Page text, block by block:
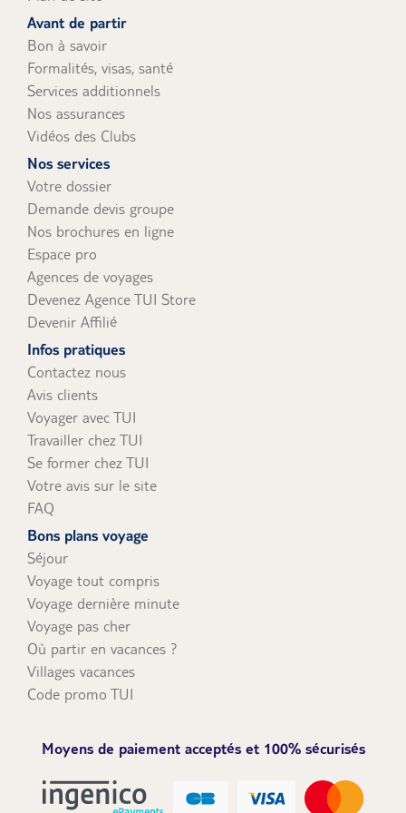
Avant de partir
Bon à savoir
Formalités, visas, santé
Services additionnels
Nos assurances
Vidéos des Clubs
Nos services
Votre dossier
Demande devis groupe
Nos brochures en ligne
Espace pro
Agences de voyages
Devenez Agence TUI Store
Devenir Affilié
Infos pratiques
Contactez nous
Avis clients
Voyager avec TUI
Travailler chez TUI
Se former chez TUI
Votre avis sur le site
FAQ
Bons plans voyage
Séjour
Voyage tout compris
Voyage dernière minute
Voyage pas cher
Où partir en vacances ?
Villages vacances
Code promo TUI
Moyens de paiement acceptés et 100% sécurisés